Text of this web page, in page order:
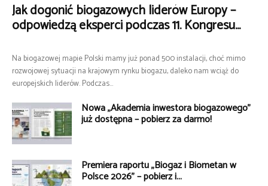
Jak dogonić biogazowych liderów Europy –
odpowiedzą eksperci podczas 11. Kongresu...
Na biogazowej mapie Polski mamy już ponad 500 instalacji, choć mimo
rozwojowej sytuacji na krajowym rynku biogazu, daleko nam wciąż do
europejskich liderów. Podczas...
Nowa „Akademia inwestora biogazowego”
już dostępna – pobierz za darmo!
Premiera raportu „Biogaz i Biometan w
Polsce 2026” – pobierz i...